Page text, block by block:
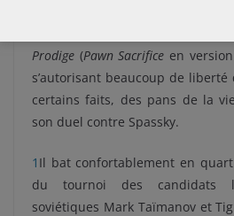
Prodige (Pawn Sacrifice en
s’autorisant beaucoup de
certains faits, des pans de la
son duel contre Spassky.
1 Il bat confortablement en
du tournoi des candidats
soviétiques Mark Taïmanov et